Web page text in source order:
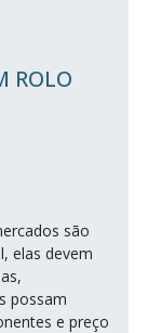
ROLO
são
elas devem
possam
e preço